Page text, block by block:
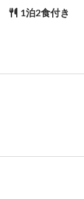
1泊2食付き